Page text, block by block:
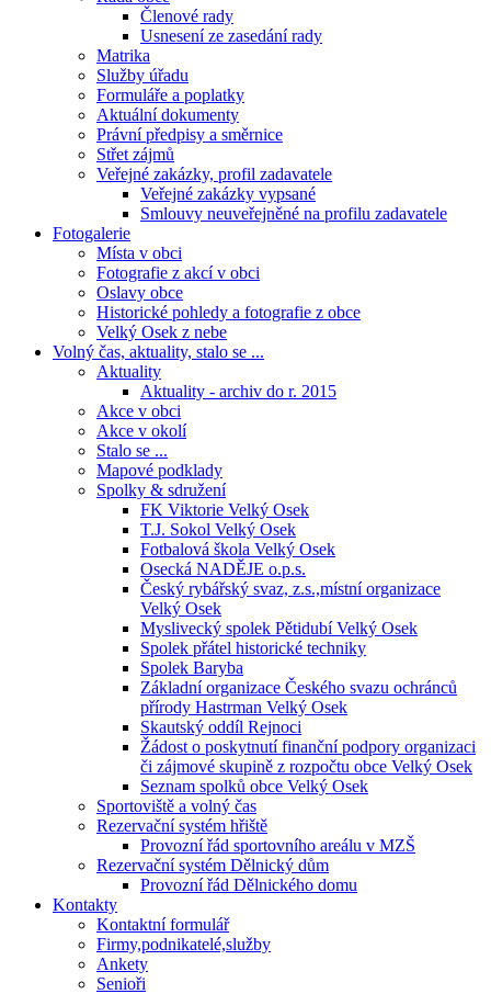
Členové rady
Usnesení ze zasedání rady
Matrika
Služby úřadu
Formuláře a poplatky
Aktuální dokumenty
Právní předpisy a směrnice
Střet zájmů
Veřejné zakázky, profil zadavatele
Veřejné zakázky vypsané
Smlouvy neuveřejněné na profilu zadavatele
Fotogalerie
Místa v obci
Fotografie z akcí v obci
Oslavy obce
Historické pohledy a fotografie z obce
Velký Osek z nebe
Volný čas, aktuality, stalo se ...
Aktuality
Aktuality - archiv do r. 2015
Akce v obci
Akce v okolí
Stalo se ...
Mapové podklady
Spolky & sdružení
FK Viktorie Velký Osek
T.J. Sokol Velký Osek
Fotbalová škola Velký Osek
Osecká NADĚJE o.p.s.
Český rybářský svaz, z.s.,místní organizace
Velký Osek
Myslivecký spolek Pětidubí Velký Osek
Spolek přátel historické techniky
Spolek Baryba
Základní organizace Českého svazu ochránců
přírody Hastrman Velký Osek
Skautský oddíl Rejnoci
Žádost o poskytnutí finanční podpory organizaci
či zájmové skupině z rozpočtu obce Velký Osek
Seznam spolků obce Velký Osek
Sportoviště a volný čas
Rezervační systém hřiště
Provozní řád sportovního areálu v MZŠ
Rezervační systém Dělnický dům
Provozní řád Dělnického domu
Kontakty
Kontaktní formulář
Firmy,podnikatelé,služby
Ankety
Senioři